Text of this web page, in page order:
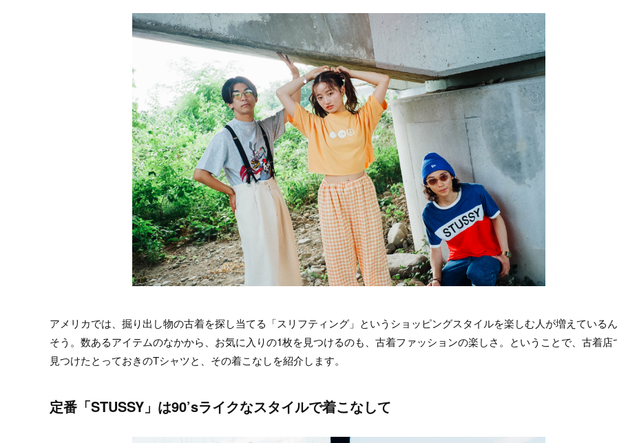
アメリカでは、掘り出し物の古着を探し当てる「スリフティング」というショッピングスタイルを楽しむ人が増えている
そう。数あるアイテムのなかから、お気に入りの1枚を見つけるのも、古着ファッションの楽しさ。ということで、古着店
見つけたとっておきのTシャツと、その着こなしを紹介します。
定番「STUSSY」は90’sライクなスタイルで着こなして